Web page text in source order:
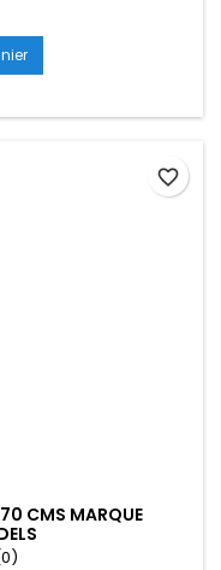
70 CMS MARQUE
favorite_border